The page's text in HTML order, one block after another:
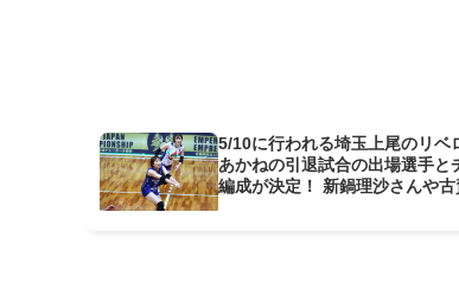
5/10に行われる埼玉上尾のリベ
あかねの引退試合の出場選手と
編成が決定！ 新鍋理沙さんや古